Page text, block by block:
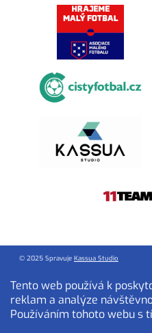
© 2025 Spravuje Kassua Studio
Tento web používá k
reklam a analýze
Používáním tohoto webu s